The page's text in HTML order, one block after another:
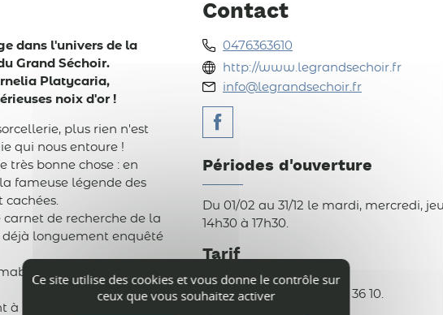
dans l'univers de la
Grand Séchoir.
Platycaria,
noix d'or !
plus rien n'est
qui nous entoure !
très bonne chose : en
fameuse légende des
cachées.
carnet de recherche de la
longuement enquêté
?
à partir de
Contact
0476363610
http://www.legrandsechoir.fr
info@legrandsechoir.fr
Périodes d'ouverture
Du 01/02 au 31/12 le mardi, mercredi,
14h30 à 17h30.
Tarif
Réservation au 04 76 36 36 10.
Ce site utilise des cookies et vous donne le contrôle sur
ceux que vous souhaitez activer